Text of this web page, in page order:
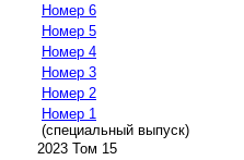
Номер 6
Номер 5
Номер 4
Номер 3
Номер 2
Номер 1
(специальный выпуск)
2023 Том 15